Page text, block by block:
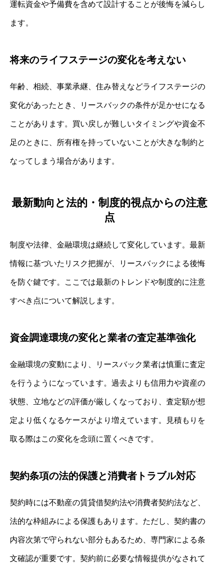
運転資金や予備費を含めて設計することが後悔を減らし
ます。
将来のライフステージの変化を考えない
年齢、相続、事業承継、住み替えなどライフステージの
変化があったとき、リースバックの条件が足かせになる
ことがあります。買い戻しが難しいタイミングや資金不
足のときに、所有権を持っていないことが大きな制約と
なってしまう場合があります。
最新動向と法的・制度的視点からの注意
点
制度や法律、金融環境は継続して変化しています。最新
情報に基づいたリスク把握が、リースバックによる後悔
を防ぐ鍵です。ここでは最新のトレンドや制度的に注意
すべき点について解説します。
資金調達環境の変化と業者の査定基準強化
金融環境の変動により、リースバック業者は慎重に査定
を行うようになっています。過去よりも信用力や資産の
状態、立地などの評価が厳しくなっており、査定額が想
定より低くなるケースがより増えています。見積もりを
取る際はこの変化を念頭に置くべきです。
契約条項の法的保護と消費者トラブル対応
契約時には不動産の賃貸借契約法や消費者契約法など、
法的な枠組みによる保護もあります。ただし、契約書の
内容次第で守られない部分もあるため、専門家による条
文確認が重要です。契約前に必要な情報提供がなされて